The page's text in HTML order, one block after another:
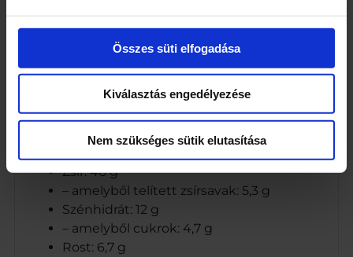
Összes süti elfogadása
Kiválasztás engedélyezése
Nem szükséges sütik elutasítása
1% étkezési só
CO-OP Hungary Zrt.
Tápanyagok
Zsír: 46 g
– amelyből telített zsírsavak: 5,3 g
Szénhidrát: 12 g
– amelyből cukrok: 4,7 g
Rost: 6,7 g